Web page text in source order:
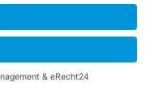
Person